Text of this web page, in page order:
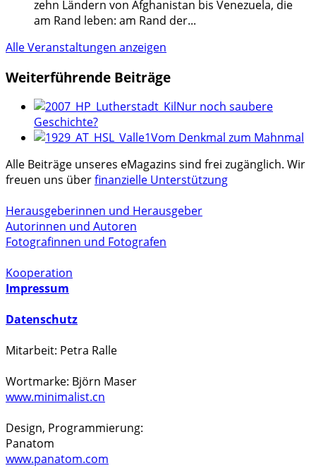
zehn Ländern von Afghanistan bis Venezuela, die
am Rand leben: am Rand der...
Alle Veranstaltungen anzeigen
Weiterführende Beiträge
Nur noch saubere
Geschichte?
Vom Denkmal zum Mahnmal
Alle Beiträge unseres eMagazins sind frei zugänglich. Wir
freuen uns überfinanzielle Unterstützung
Herausgeberinnen und Herausgeber
Autorinnen und Autoren
Fotografinnen und Fotografen
Kooperation
Impressum
Datenschutz
Mitarbeit: Petra Ralle
Wortmarke: Björn Maser
www.minimalist.cn
Design, Programmierung:
Panatom
www.panatom.com